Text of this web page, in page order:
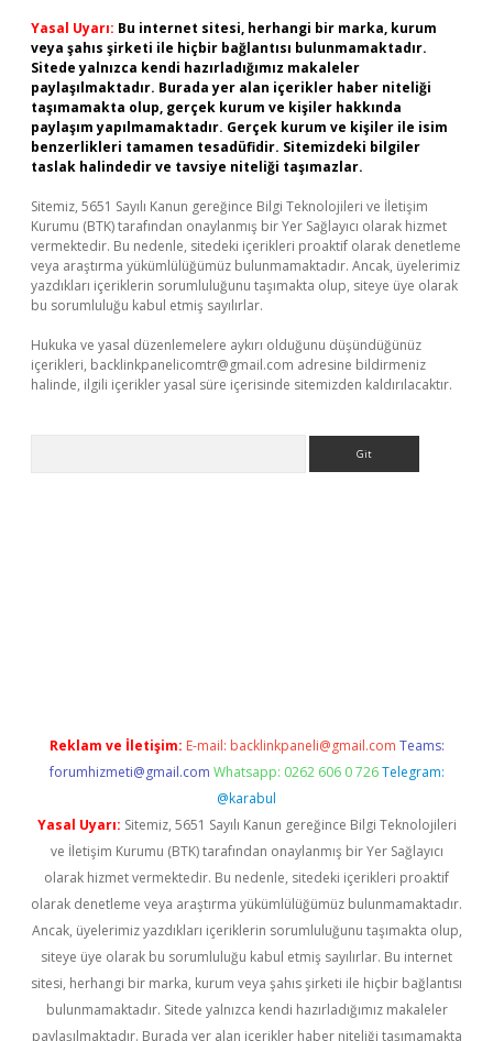
Yasal Uyarı: Bu internet sitesi, herhangi bir marka, kurum
veya şahıs şirketi ile hiçbir bağlantısı bulunmamaktadır.
Sitede yalnızca kendi hazırladığımız makaleler
paylaşılmaktadır. Burada yer alan içerikler haber niteliği
taşımamakta olup, gerçek kurum ve kişiler hakkında
paylaşım yapılmamaktadır. Gerçek kurum ve kişiler ile isim
benzerlikleri tamamen tesadüfidir. Sitemizdeki bilgiler
taslak halindedir ve tavsiye niteliği taşımazlar.
Sitemiz, 5651 Sayılı Kanun gereğince Bilgi Teknolojileri ve İletişim
Kurumu (BTK) tarafından onaylanmış bir Yer Sağlayıcı olarak hizmet
vermektedir. Bu nedenle, sitedeki içerikleri proaktif olarak denetleme
veya araştırma yükümlülüğümüz bulunmamaktadır. Ancak, üyelerimiz
yazdıkları içeriklerin sorumluluğunu taşımakta olup, siteye üye olarak
bu sorumluluğu kabul etmiş sayılırlar.
Hukuka ve yasal düzenlemelere aykırı olduğunu düşündüğünüz
içerikleri, backlinkpanelicomtr@gmail.com adresine bildirmeniz
halinde, ilgili içerikler yasal süre içerisinde sitemizden kaldırılacaktır.
Reklam ve İletişim: E-mail: backlinkpaneli@gmail.com Teams:
forumhizmeti@gmail.com Whatsapp: 0262 606 0 726 Telegram:
@karabul
Yasal Uyarı: Sitemiz, 5651 Sayılı Kanun gereğince Bilgi Teknolojileri
ve İletişim Kurumu (BTK) tarafından onaylanmış bir Yer Sağlayıcı
olarak hizmet vermektedir. Bu nedenle, sitedeki içerikleri proaktif
olarak denetleme veya araştırma yükümlülüğümüz bulunmamaktadır.
Ancak, üyelerimiz yazdıkları içeriklerin sorumluluğunu taşımakta olup,
siteye üye olarak bu sorumluluğu kabul etmiş sayılırlar. Bu internet
sitesi, herhangi bir marka, kurum veya şahıs şirketi ile hiçbir bağlantısı
bulunmamaktadır. Sitede yalnızca kendi hazırladığımız makaleler
paylaşılmaktadır. Burada yer alan içerikler haber niteliği taşımamakta